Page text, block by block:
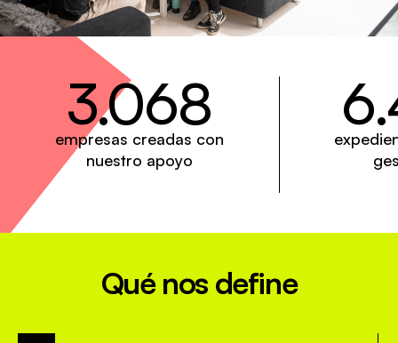
3.068
empresas creadas con
nuestro apoyo
Qué nos define